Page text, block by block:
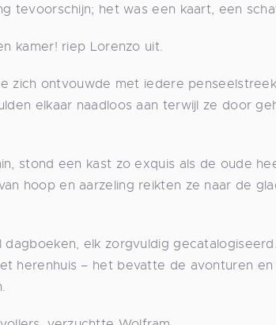
tevoorschijn; het was een kaart, een
kamer! riep Lorenzo uit.
zich ontvouwde met iedere
elkaar naadloos aan terwijl ze door
stond een kast zo exquis als de oude
hoop en aarzeling reikten ze naar de
elk zorgvuldig
herenhuis – het bevatte de avonturen en